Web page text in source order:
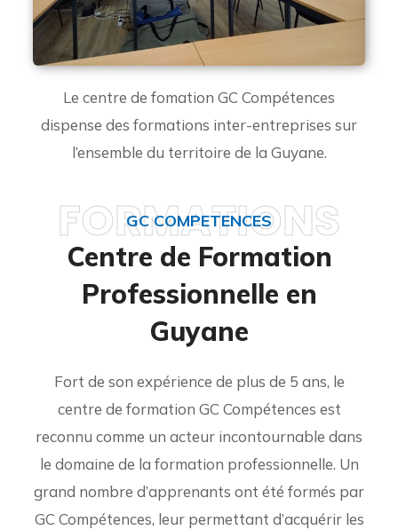
Le centre de fomation GC Compétences
dispense des formations inter-entreprises sur
l’ensemble du territoire de la Guyane.
GC COMPETENCES
Centre de Formation
Professionnelle en
Guyane
FORMATIONS
Fort de son expérience de plus de 5 ans, le
centre de formation GC Compétences est
reconnu comme un acteur incontournable dans
le domaine de la formation professionnelle. Un
grand nombre d’apprenants ont été formés par
GC Compétences, leur permettant d’acquérir les